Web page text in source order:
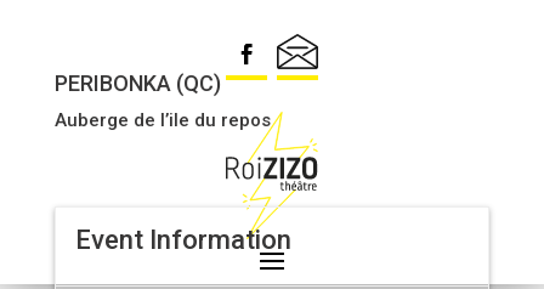
PERIBONKA (QC)
Auberge de l’ile du repos
Event Information